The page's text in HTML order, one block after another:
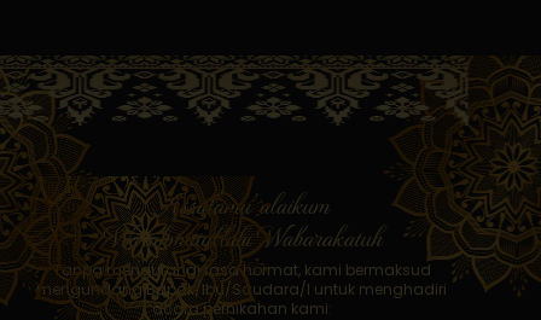
Assalamu’alaikum
Warahmatullahi Wabarakatuh
Tanpa mengurangi rasa hormat, kami bermaksud
mengundang Bapak/Ibu/Saudara/I untuk menghadiri
acara pernikahan kami: